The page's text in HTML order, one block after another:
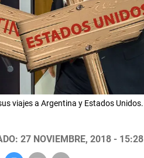
viajes a Argentina y Estados Unidos.
27 NOVIEMBRE, 2018 - 15:28